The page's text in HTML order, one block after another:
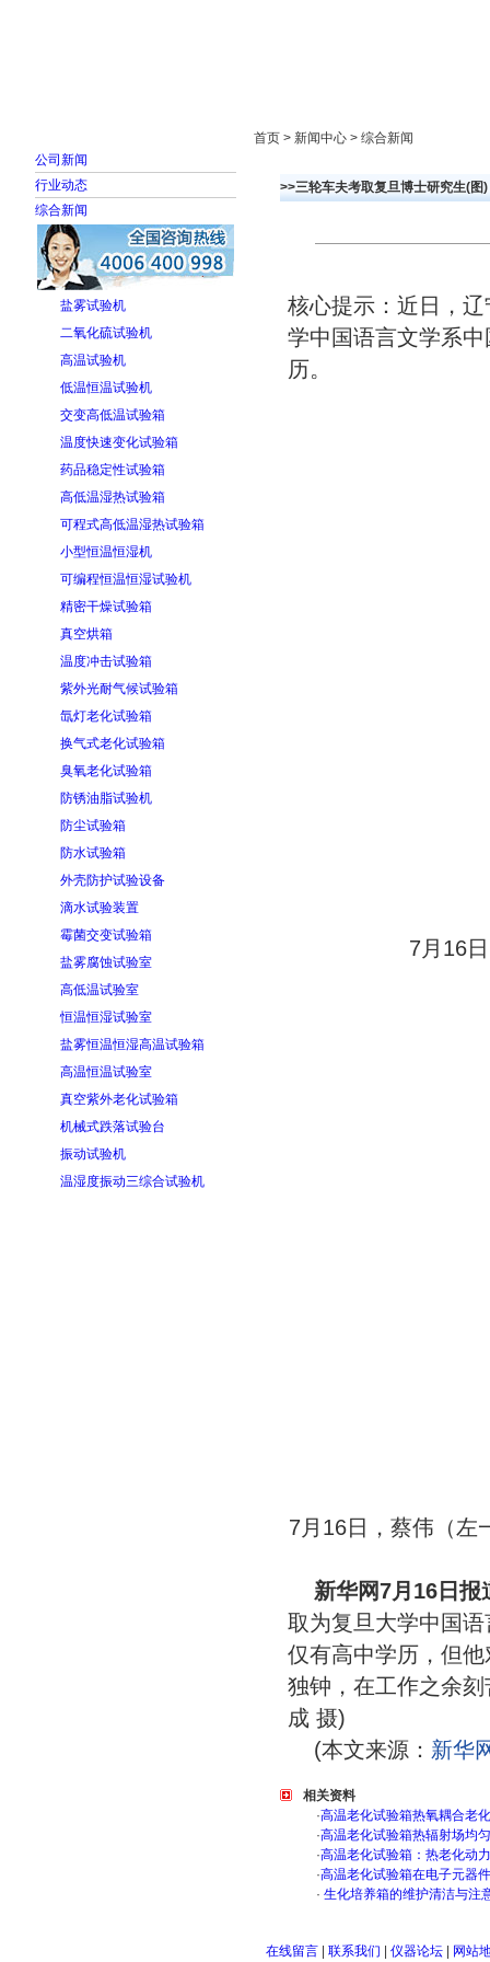
公司新闻
行业动态
综合新闻
盐雾试验机
二氧化硫试验机
高温试验机
低温恒温试验机
交变高低温试验箱
温度快速变化试验箱
药品稳定性试验箱
高低温湿热试验箱
可程式高低温湿热试验箱
小型恒温恒湿机
可编程恒温恒湿试验机
精密干燥试验箱
真空烘箱
温度冲击试验箱
紫外光耐气候试验箱
氙灯老化试验箱
换气式老化试验箱
臭氧老化试验箱
防锈油脂试验机
防尘试验箱
防水试验箱
外壳防护试验设备
滴水试验装置
霉菌交变试验箱
盐雾腐蚀试验室
高低温试验室
恒温恒湿试验室
盐雾恒温恒湿高温试验箱
高温恒温试验室
真空紫外老化试验箱
机械式跌落试验台
振动试验机
温湿度振动三综合试验机
首页 > 新闻中心 > 综合新闻
>>三轮车夫考取复旦博士研究生(图)
核心提示：近日，
学中国语言文学系
历。
7月16
7月16日，蔡伟（左
新华网7月16日
取为复旦大学中国
仅有高中学历，但
独钟，在工作之余
成 摄)
(本文来源： 新华
相关资料
·高温老化试验箱热氧耦合老
·高温老化试验箱热辐射场均
·高温老化试验箱：热老化动
·高温老化试验箱在电子元器
· 生化培养箱的维护清洁与注
在线留言| 联系我们 仪器论坛| 网站